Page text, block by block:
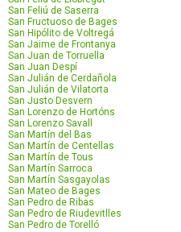
San Feliú de Saserra
San Fructuoso de Bages
San Hipólito de Voltregá
San Jaime de Frontanya
San Juan de Torruella
San Juan Despí
San Julián de Cerdañola
San Julián de Vilatorta
San Justo Desvern
San Lorenzo de Hortóns
San Lorenzo Savall
San Martín del Bas
San Martín de Centellas
San Martín de Tous
San Martín Sarroca
San Martín Sasgayolas
San Mateo de Bages
San Pedro de Ribas
San Pedro de Riudevitlles
San Pedro de Torelló